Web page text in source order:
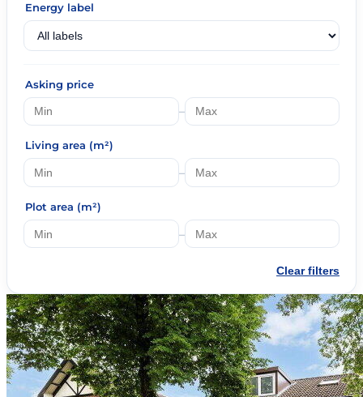
Energy label
Asking price
–
Living area (m²)
–
Plot area (m²)
–
Clear filters